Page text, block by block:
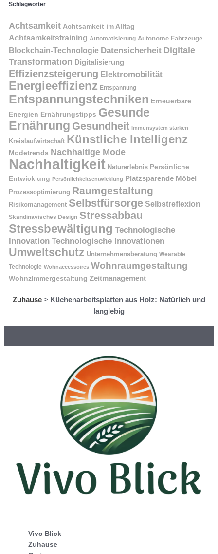
Schlagwörter
Achtsamkeit Achtsamkeit im Alltag
Achtsamkeitstraining Automatisierung Autonome Fahrzeuge
Blockchain-Technologie Datensicherheit Digitale
Transformation Digitalisierung
Effizienzsteigerung Elektromobilität
Energieeffizienz Entspannung
Entspannungstechniken Erneuerbare
Energien Ernährungstipps Gesunde
Ernährung Gesundheit Immunsystem stärken
Kreislaufwirtschaft Künstliche Intelligenz
Modetrends Nachhaltige Mode
Nachhaltigkeit Naturerlebnis Persönliche
Entwicklung Persönlichkeitsentwicklung Platzsparende Möbel
Prozessoptimierung Raumgestaltung
Risikomanagement Selbstfürsorge Selbstreflexion
Skandinavisches Design Stressabbau
Stressbewältigung Technologische
Innovation Technologische Innovationen
Umweltschutz Unternehmensberatung Wearable
Technologie Wohnaccessoires Wohnraumgestaltung
Wohnzimmergestaltung Zeitmanagement
Zuhause > Küchenarbeitsplatten aus Holz: Natürlich und
langlebig
Vivo Blick
Zuhause